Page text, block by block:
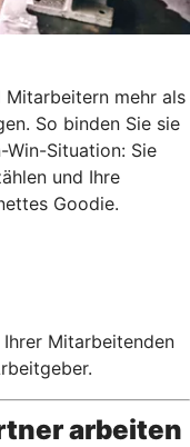
Mitarbeitern mehr als
So binden Sie sie
Win-Situation: Sie
und Ihre
Goodie.
Mitarbeitenden
arbeiten